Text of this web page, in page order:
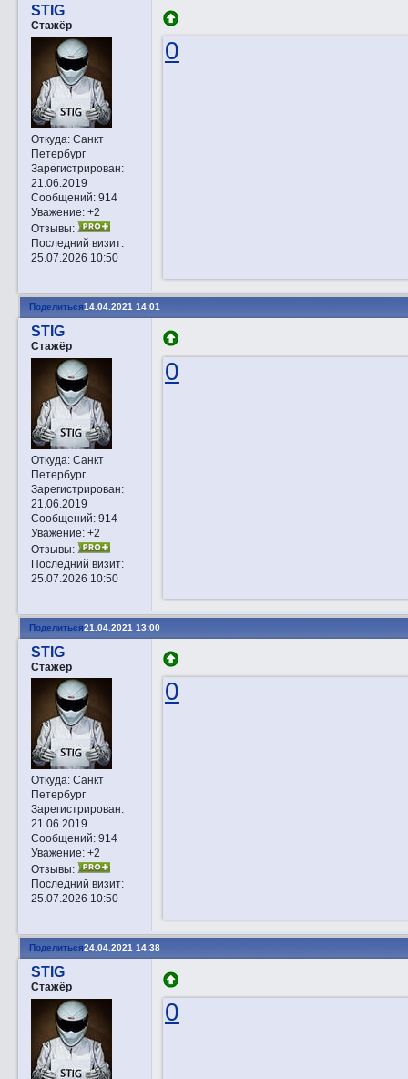
STIG
Стажёр
Откуда:Санкт
Петербург
Зарегистрирован:
21.06.2019
Сообщений:914
Уважение: +2
Отзывы:
Последний визит:
25.07.2026 10:50
0
Поделиться14.04.2021 14:01
STIG
Стажёр
Откуда:Санкт
Петербург
Зарегистрирован:
21.06.2019
Сообщений:914
Уважение: +2
Отзывы:
Последний визит:
25.07.2026 10:50
0
Поделиться21.04.2021 13:00
STIG
Стажёр
Откуда:Санкт
Петербург
Зарегистрирован:
21.06.2019
Сообщений:914
Уважение: +2
Отзывы:
Последний визит:
25.07.2026 10:50
0
Поделиться24.04.2021 14:38
STIG
Стажёр
0